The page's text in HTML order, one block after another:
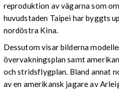
reproduktion av vägarna som
huvudstaden Taipei har byggts
nordöstra Kina.
Dessutom visar bilderna
övervakningsplan samt
och stridsflygplan. Bland annat
av en amerikansk jagare av